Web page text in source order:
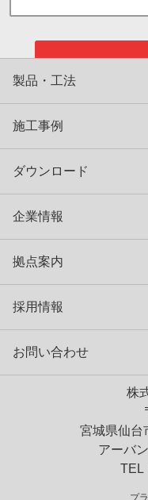
製品・工法
施工事例
ダウンロード
企業情報
拠点案内
採用情報
お問い合わせ
株
宮城県仙台
アーバ
TEL
プ